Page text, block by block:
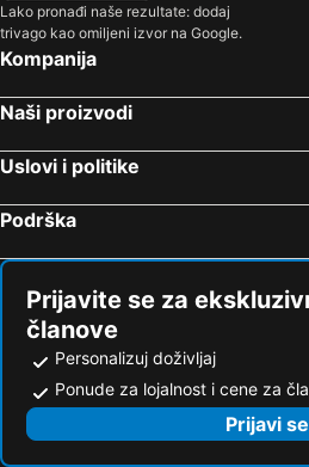
Lako pronađi naše rezultate: dodaj
trivago kao omiljeni izvor na Google.
Kompanija
Naši proizvodi
Uslovi i politike
Podrška
Prijavite se za
članove
Personalizuj doživljaj
Ponude za lojalnost i cene za
Prijavi se